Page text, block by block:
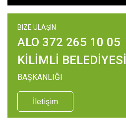
BIZE ULAŞIN
ALO 372 265 10 05
KİLİMLİ BELEDİYESİ
BAŞKANLIĞI
İletişim